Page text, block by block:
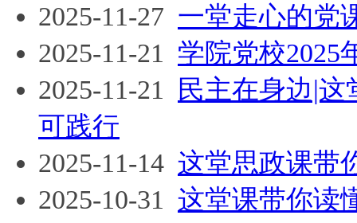
2025-11-27 一堂走心的党
2025-11-21
学院党校2025
2025-11-21
民主在身边|
可践行
2025-11-14 这堂思政课带
2025-10-31 这堂课带你读